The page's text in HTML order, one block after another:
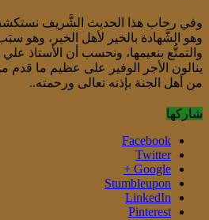
وفي رحاب هذا الحديث الشَّريف نستكشف
وهو الشَّهادة بالخير لأهل الخير، وهو
والتمتُّع بنعيمها، ونحسب أن الأستاذ
ينالون الأجر الوفير على عظيم ما قدم
من أهل الجنة بإذنه تعالى ورحمته..
شاركها
Facebook
Twitter
Google +
Stumbleupon
LinkedIn
Pinterest